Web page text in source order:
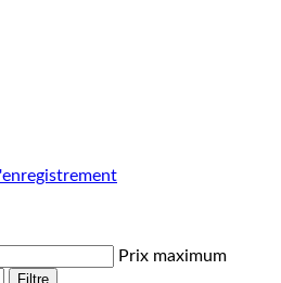
Prix maximum
Filtre